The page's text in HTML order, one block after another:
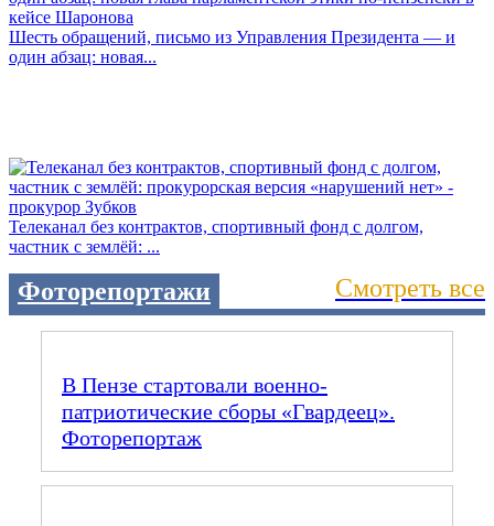
Шесть обращений, письмо из Управления Президента — и
один абзац: новая...
Телеканал без контрактов, спортивный фонд с долгом,
частник с землёй: ...
Фоторепортажи Смотреть все
В Пензе стартовали военно-
патриотические сборы «Гвардеец».
Фоторепортаж